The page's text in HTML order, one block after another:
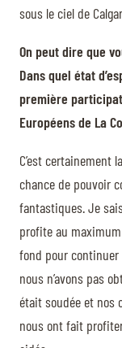
sous le ciel de
On peut dire que
Dans quel état
première
Européens de La
C’est certainement
chance de pouvoir
fantastiques. Je
profite au
fond pour continuer
nous n’avons pas
était soudée et nos
nous ont fait